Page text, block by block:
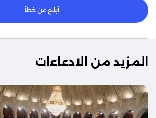
أبلغ عن خطأ
المزيد من الادعاءات